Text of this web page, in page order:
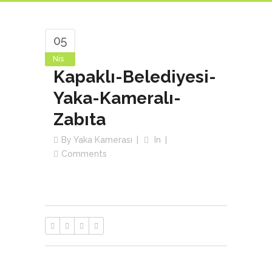
05
Nis
Kapaklı-Belediyesi-
Yaka-Kameralı-
Zabıta
By Yaka Kamerası
In
Comments